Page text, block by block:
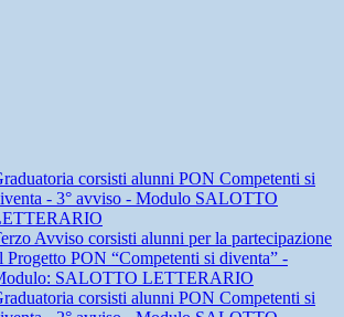
corsisti alunni PON Competenti si
- 3° avviso - Modulo SALOTTO
Avviso corsisti alunni per la partecipazione
Progetto PON “Competenti si diventa” -
SALOTTO LETTERARIO
corsisti alunni PON Competenti si